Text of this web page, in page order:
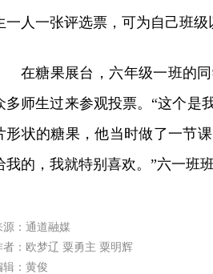
一人一张评选票，可为自己班级
在糖果展台，六年级一班的
多师生过来参观投票。“这个是
形状的糖果，他当时做了一节
我的，我就特别喜欢。”六一班
源：通道融媒
者：欧梦辽 粟勇主 粟明辉
辑：黄俊